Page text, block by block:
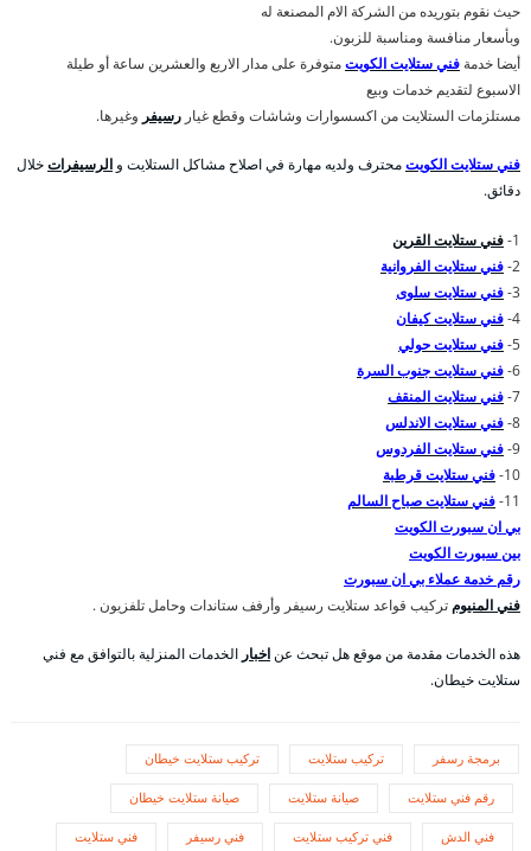
حيث نقوم بتوريده من الشركة الام المصنعة له
وبأسعار منافسة ومناسبة للزبون.
أيضا خدمة فني ستلايت الكويتمتوفرة على مدار الاربع والعشرين ساعة أو طيلة
الاسبوع لتقديم خدمات وبيع
مستلزمات الستلايت من اكسسوارات وشاشات وقطع غيار رسيفر وغيرها.
فني ستلايت الكويتمحترف ولديه مهارة في اصلاح مشاكل الستلايت و الرسيفراتخلال
دقائق.
1- فني ستلايت القرين
2- فني ستلايت الفروانية
3- فني ستلايت سلوى
4- فني ستلايت كيفان
5- فني ستلايت حولي
6- فني ستلايت جنوب السرة
7- فني ستلايت المنقف
8- فني ستلايت الاندلس
9- فني ستلايت الفردوس
10- فني ستلايت قرطبة
11- فني ستلايت صباح السالم
بي ان سبورت الكويت
بين سبورت الكويت
رقم خدمة عملاء بي ان سبورت
فني المنيومتركيب قواعد ستلايت رسيفر وأرفف ستاندات وحامل تلفزيون .
هذه الخدمات مقدمة من موقع هل تبحث عناخبار الخدمات المنزلية بالتوافق مع فني
ستلايت خيطان.
برمجة رسفر تركيب ستلايت تركيب ستلايت خيطان
رقم فني ستلايت صيانة ستلايت صيانة ستلايت خيطان
فني الدش فني تركيب ستلايت فني رسيفر فني ستلايت